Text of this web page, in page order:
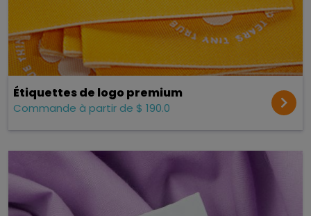
Étiquettes de logo premium
Commande à partir de $ 190.0